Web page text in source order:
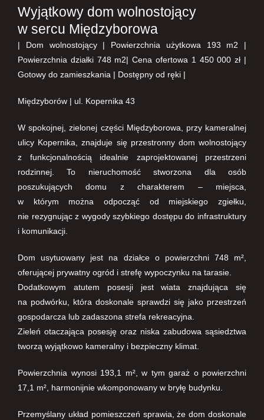
Wyjątkowy dom wolnostojący
w sercu Międzyborowa
| Dom wolnostojący | Powierzchnia użytkowa 193 m2 |
Powierzchnia działki 748 m2| Cena ofertowa 1 450 000 zł |
Gotowy do zamieszkania | Dostępny od ręki |
Międzyborów | ul. Kopernika 43
W spokojnej, zielonej części Międzyborowa, przy kameralnej
ulicy Kopernika, znajduje się przestronny dom wolnostojący
z funkcjonalnością idealnie zaprojektowanej przestrzeni
rodzinnej. To nieruchomość stworzona dla osób
poszukujących domu z charakterem – miejsca,
w którym można odpocząć od miejskiego zgiełku,
nie rezygnując z wygody szybkiego dostępu do infrastruktury
i komunikacji.
Dom usytuowany jest na działce o powierzchni 748 m²,
oferującej prywatny ogród i strefę wypoczynku na tarasie.
Dodatkowym atutem posesji jest wiata znajdująca się
na podwórku, która doskonale sprawdzi się jako przestrzeń
gospodarcza lub zadaszona strefa rekreacyjna.
Zieleń otaczająca posesję oraz niska zabudowa sąsiedztwa
tworzą wyjątkowo kameralny i bezpieczny klimat.
Powierzchnia wynosi 193,1 m², w tym garaż o powierzchni
17,1 m², harmonijnie wkomponowany w bryłę budynku.
Przemyślany układ pomieszczeń sprawia, że dom doskonale